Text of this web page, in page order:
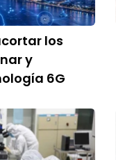
los
y
6G